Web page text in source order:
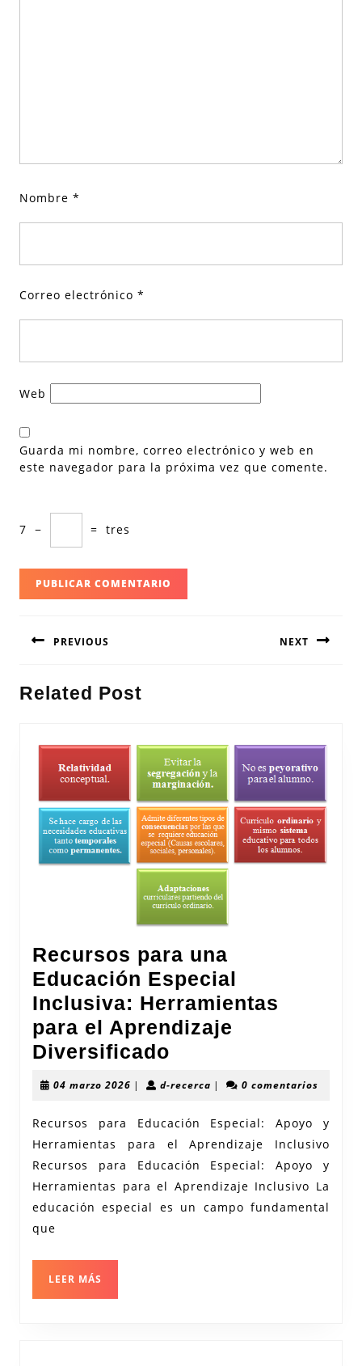
Nombre *
Correo electrónico *
Web
Guarda mi nombre, correo electrónico y web en
este navegador para la próxima vez que comente.
7 − = tres
de
PREVIOUS
anterior:
NEXT
Related Post
Recursos para una
Educación Especial
Inclusiva: Herramientas
para el Aprendizaje
Diversificado
Educación
Especial
Inclusiva:
Herramientas
04 marzo 2026 04| d-recercad-| 0 comentarios
Recursos para Educación Especial: Apoyo y
Herramientas para el Aprendizaje Inclusivo
Recursos para Educación Especial: Apoyo y
Herramientas para el Aprendizaje Inclusivo La
educación especial es un campo fundamental
que
LEER MÁS